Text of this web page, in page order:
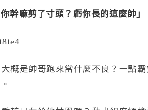
你幹嘛剪了寸頭？虧你長的這麼帥」
概是帥哥跑來當什麼不良？一點霸